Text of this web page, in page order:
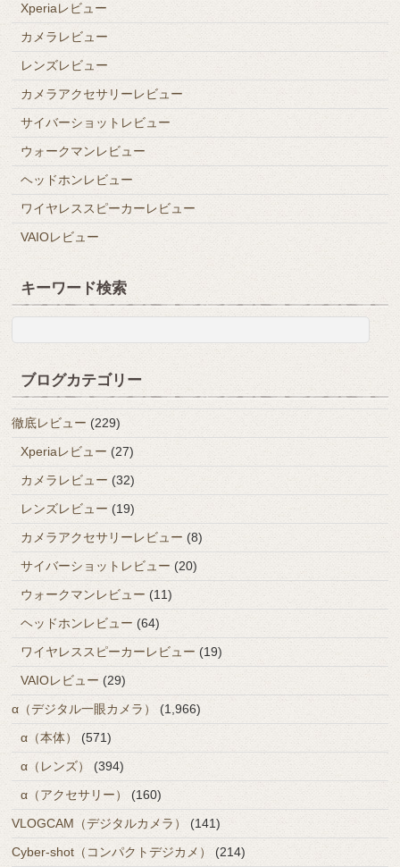
Xperiaレビュー
カメラレビュー
レンズレビュー
カメラアクセサリーレビュー
サイバーショットレビュー
ウォークマンレビュー
ヘッドホンレビュー
ワイヤレススピーカーレビュー
VAIOレビュー
キーワード検索
ブログカテゴリー
徹底レビュー (229)
Xperiaレビュー (27)
カメラレビュー (32)
レンズレビュー (19)
カメラアクセサリーレビュー (8)
サイバーショットレビュー (20)
ウォークマンレビュー (11)
ヘッドホンレビュー (64)
ワイヤレススピーカーレビュー (19)
VAIOレビュー (29)
α（デジタル一眼カメラ）
(1,966)
α（本体）
(571)
α（レンズ）
(394)
α（アクセサリー）
(160)
VLOGCAM（デジタルカメラ）
(141)
Cyber-shot（コンパクトデジカメ）
(214)